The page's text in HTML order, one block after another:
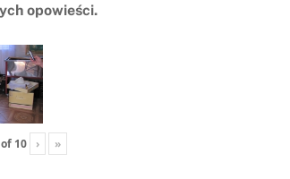
opowieści.
of 10 › »